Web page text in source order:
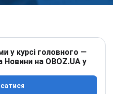
у курсі головного —
Новини на OBOZ.UA у